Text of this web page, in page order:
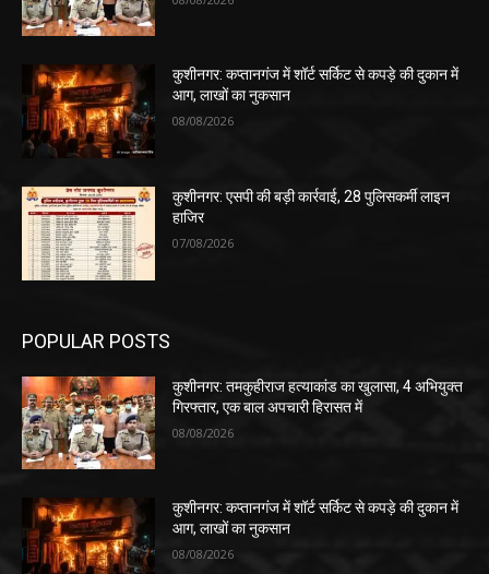
कुशीनगर: कप्तानगंज में शॉर्ट सर्किट से कपड़े की दुकान में
आग, लाखों का नुकसान
08/08/2026
कुशीनगर: एसपी की बड़ी कार्रवाई, 28 पुलिसकर्मी लाइन
हाजिर
07/08/2026
POPULAR POSTS
कुशीनगर: तमकुहीराज हत्याकांड का खुलासा, 4 अभियुक्त
गिरफ्तार, एक बाल अपचारी हिरासत में
08/08/2026
कुशीनगर: कप्तानगंज में शॉर्ट सर्किट से कपड़े की दुकान में
आग, लाखों का नुकसान
08/08/2026